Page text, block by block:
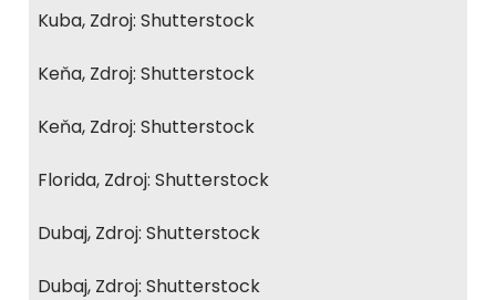
Kuba, Zdroj: Shutterstock
Keňa, Zdroj: Shutterstock
Keňa, Zdroj: Shutterstock
Florida, Zdroj: Shutterstock
Dubaj, Zdroj: Shutterstock
Dubaj, Zdroj: Shutterstock